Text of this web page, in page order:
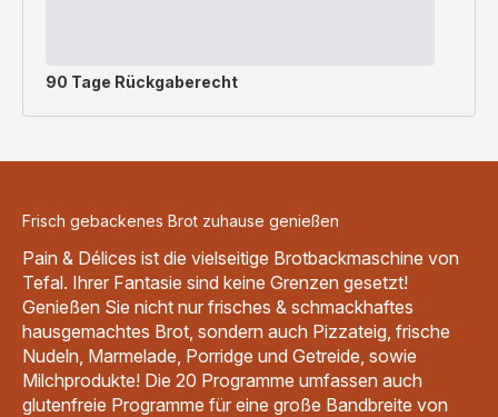
90 Tage Rückgaberecht
Frisch gebackenes Brot zuhause genießen
Pain & Délices ist die vielseitige Brotbackmaschine von
Tefal. Ihrer Fantasie sind keine Grenzen gesetzt!
Genießen Sie nicht nur frisches & schmackhaftes
hausgemachtes Brot, sondern auch Pizzateig, frische
Nudeln, Marmelade, Porridge und Getreide, sowie
Milchprodukte! Die 20 Programme umfassen auch
glutenfreie Programme für eine große Bandbreite von